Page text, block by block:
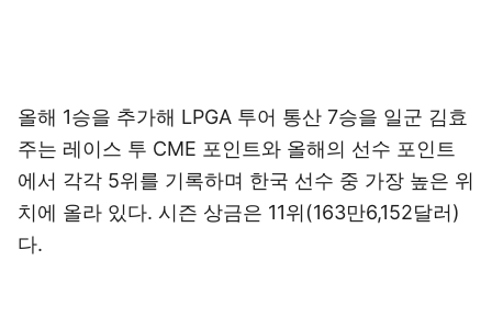
올해 1승을 추가해 LPGA 투어 통산 7승을 일군 김효
주는 레이스 투 CME 포인트와 올해의 선수 포인트
에서 각각 5위를 기록하며 한국 선수 중 가장 높은 위
치에 올라 있다. 시즌 상금은 11위(163만6,152달러)
다.